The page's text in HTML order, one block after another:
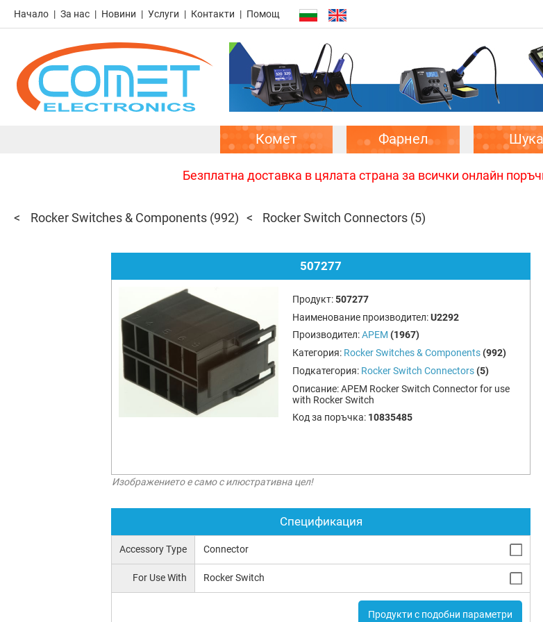
Начало За нас Новини Услуги Контакти Помощ
Комет Фарнел
Безплатна доставка в цялата страна за всички онлайн
Rocker Switches & Components (992) Rocker Switch Connectors (5)
507277
Продукт:507277
Наименование производител:U2292
Производител:APEM (1967)
Категория: Rocker Switches & Components (992)
Подкатегория: Rocker Switch Connectors (5)
Описание:APEM Rocker Switch Connector for use
with Rocker Switch
Код за поръчка: 10835485
Изображението е само с илюстративна цел!
Спецификация
Accessory Type Connector
For Use With Rocker Switch
Продукти с подобни параметри